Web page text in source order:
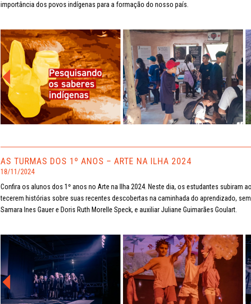
importância dos povos indígenas para a formação do nosso país.
AS TURMAS DOS 1º ANOS – ARTE NA ILHA 2024
18/11/2024
Confira os alunos dos 1º anos no Arte na Ilha 2024. Neste dia, os estudantes subiram
tecerem histórias sobre suas recentes descobertas na caminhada do aprendizado,
Samara Ines Gauer e Doris Ruth Morelle Speck, e auxiliar Juliane Guimarães Goulart.